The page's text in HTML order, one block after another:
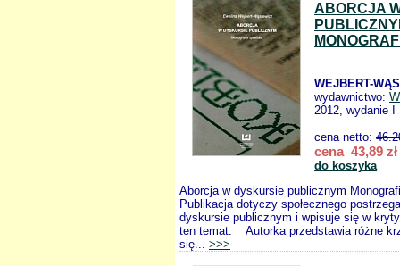
ABORCJA
WEJBERT-
wydawnictwo:
2012, wydanie I
cena netto:
cena 43,89 zł
do koszyka
Aborcja w dyskursie publicznym
Publikacja dotyczy społecznego
dyskursie publicznym i wpisuje się w
ten temat. Autorka przedstawia różne
się... >>>